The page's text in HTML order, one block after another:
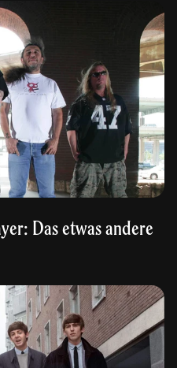
Das etwas andere